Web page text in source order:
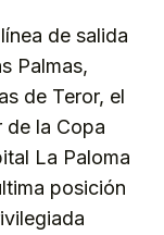
de salida
Palmas,
de Teror, el
de la Copa
La Paloma
posición